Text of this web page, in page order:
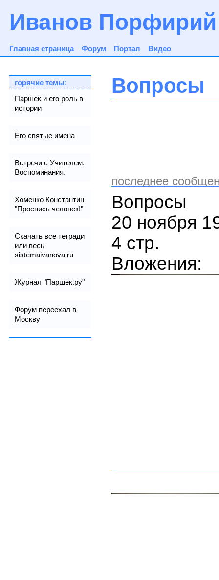
Иванов
Главная страница Форум Портал Видео
горячие темы:
Паршек и его роль в
истории
Его святые имена
Встречи с Учителем.
Воспоминания.
Хоменко Константин
"Проснись человек!"
Скачать все тетради
или весь
sistemaivanova.ru
Журнал "Паршек.ру"
Форум переехал в
Москву
Вопросы
последнее
Вопросы
20 ноября
4 стр.
Вложения: